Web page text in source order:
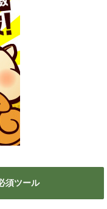
須ツール